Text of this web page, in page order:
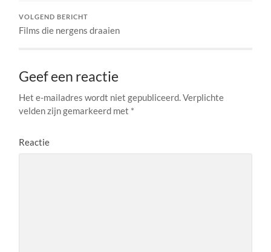
VOLGEND BERICHT
Films die nergens draaien
Geef een reactie
Het e-mailadres wordt niet gepubliceerd. Verplichte
velden zijn gemarkeerd met *
Reactie